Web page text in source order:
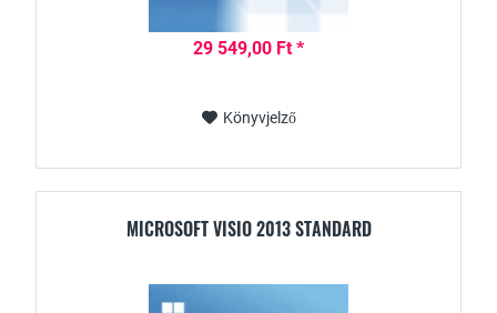
29 549,00 Ft *
Könyvjelző
MICROSOFT VISIO 2013 STANDARD